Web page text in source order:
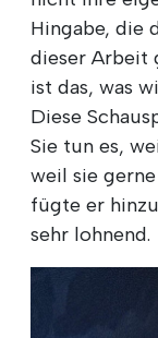
Hingabe, die
dieser Arbeit
ist das, was
Diese
Sie tun es,
weil sie
fügte er
sehr lohnend.